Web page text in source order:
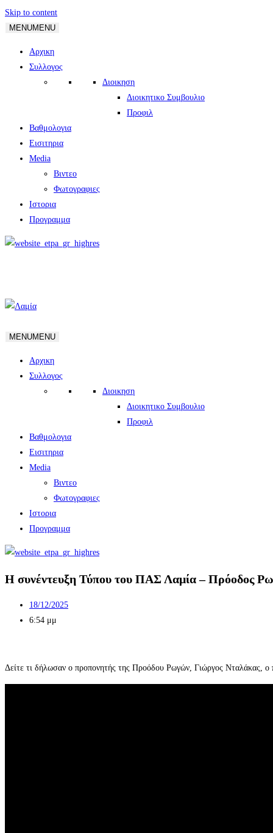
Skip to content
MENUMENU
Αρχικη
Συλλογος
Διοικηση
Διοικητικο Συμβουλιο
Προφιλ
Βαθμολογια
Εισιτηρια
Media
Βιντεο
Φωτογραφιες
Ιστορια
Πρoγραμμα
MENUMENU
Αρχικη
Συλλογος
Διοικηση
Διοικητικο Συμβουλιο
Προφιλ
Βαθμολογια
Εισιτηρια
Media
Βιντεο
Φωτογραφιες
Ιστορια
Πρoγραμμα
Η συνέντευξη Τύπου του ΠΑΣ Λαμία – Πρόοδος
18/12/2025
6:54 μμ
Δείτε τι δήλωσαν ο προπονητής της Προόδου Ρωγών, Γιώργος Νταλάκας,